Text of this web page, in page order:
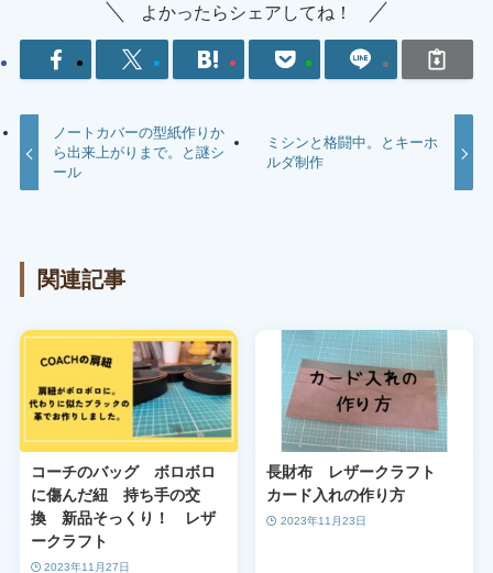
よかったらシェアしてね！
ノートカバーの型紙作りか
ら出来上がりまで。と謎シ
ール
ミシンと格闘中。とキーホ
ルダ制作
関連記事
コーチのバッグ ボロボロ
に傷んだ紐 持ち手の交
換 新品そっくり！ レザ
ークラフト
2023年11月27日
長財布 レザークラフト
カード入れの作り方
2023年11月23日